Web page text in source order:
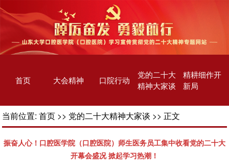
首页 大会精神 口院行动
党的二十大
精神大家谈
精耕细作开
新局
当前位置:首页 >> 党的二十大精神大家谈 >> 正文
振奋人心！口腔医学院（口腔医院）师生医务员工集中收看党的二十大
开幕会盛况 掀起学习热潮！